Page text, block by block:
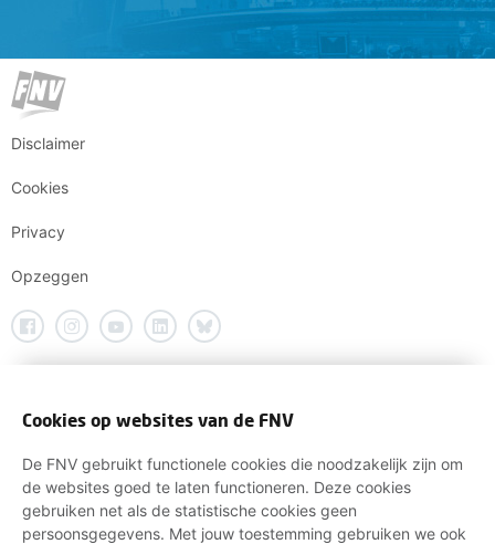
Disclaimer
Cookies
Privacy
Opzeggen
Cookies op websites van de FNV
De FNV gebruikt functionele cookies die noodzakelijk zijn om
de websites goed te laten functioneren. Deze cookies
gebruiken net als de statistische cookies geen
persoonsgegevens. Met jouw toestemming gebruiken we ook